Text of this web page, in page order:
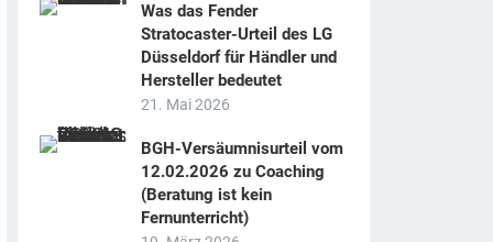
Was das Fender
Stratocaster-Urteil des LG
Düsseldorf für Händler und
Hersteller bedeutet
21. Mai 2026
BGH-Versäumnisurteil vom
12.02.2026 zu Coaching
(Beratung ist kein
Fernunterricht)